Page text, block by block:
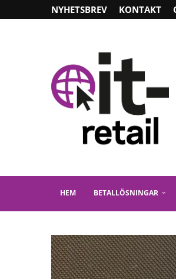
NYHETSBREV KONTAKT
HEM BETALLÖSNINGAR